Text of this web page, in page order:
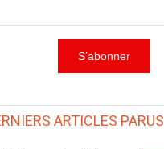
ARTICLES PARUS